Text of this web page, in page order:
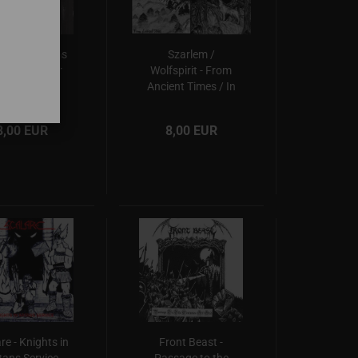
- Screams
a Chamber
EUR
Szarlem /
Wolfspirit - From
Ancient Times / In
8,00 EUR
- Knights in
Front Beast -